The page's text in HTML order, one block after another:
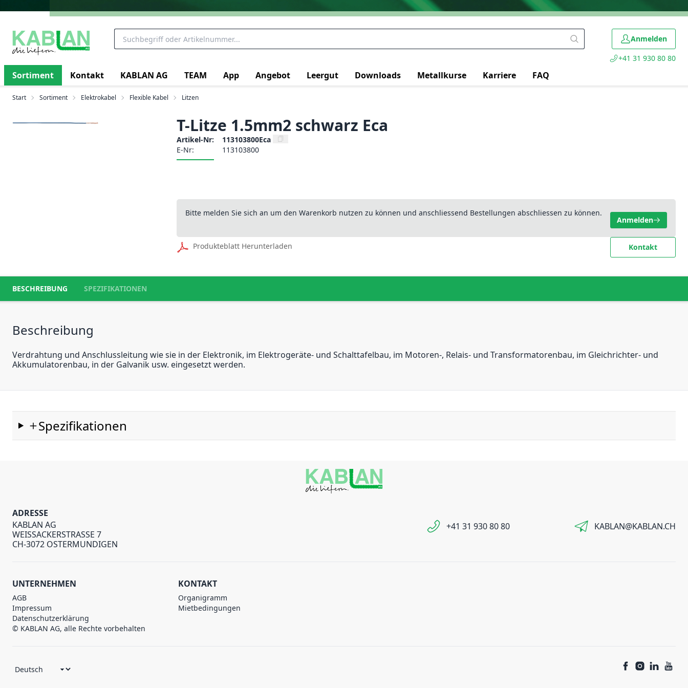
Anmelden
+41 31 930 80 80
Sortiment Kontakt KABLAN AG TEAM App Angebot Leergut Downloads Metallkurse Karriere FAQ
Start Sortiment Elektrokabel Flexible Kabel Litzen
T-Litze 1.5mm2 schwarz Eca
Artikel-Nr:
113103800Eca
E-Nr:
113103800
Bitte melden Sie sich an um den Warenkorb nutzen zu können und anschliessend Bestellungen abschliessen zu können.
Anmelden
Produkteblatt Herunterladen Kontakt
BESCHREIBUNG SPEZIFIKATIONEN
Beschreibung
Verdrahtung und Anschlussleitung wie sie in der Elektronik, im Elektrogeräte- und Schalttafelbau, im Motoren-, Relais- und Transformatorenbau, im Gleichrichter- und
Akkumulatorenbau, in der Galvanik usw. eingesetzt werden.
Spezifikationen
ADRESSE
KABLAN AG
WEISSACKERSTRASSE 7
CH-3072 OSTERMUNDIGEN
+41 31 930 80 80 KABLAN@KABLAN.CH
UNTERNEHMEN
AGB
Impressum
Datenschutzerklärung
© KABLAN AG, alle Rechte vorbehalten
KONTAKT
Organigramm
Mietbedingungen